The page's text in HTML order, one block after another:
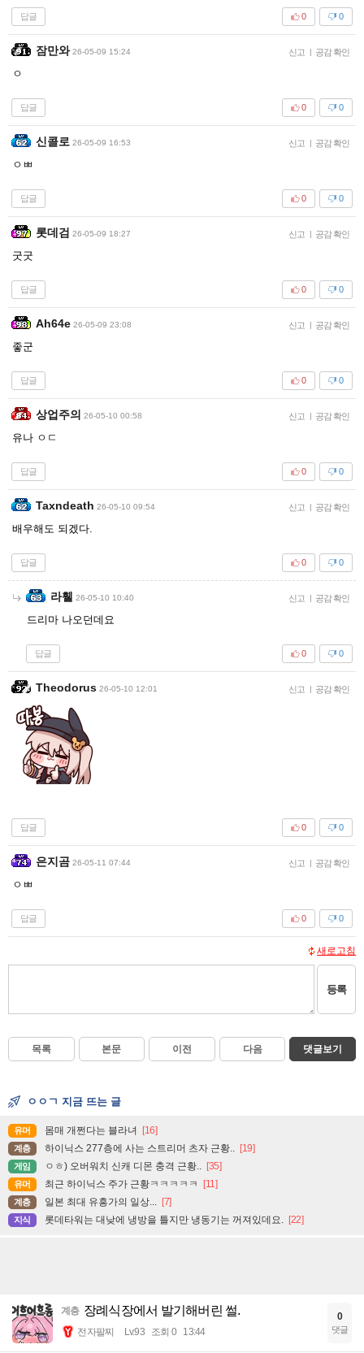
답글 0
0
잠만와 26-05-09 15:24 신고 | 공감 확인
ㅇ
답글 0
0
신콜로 26-05-09 16:53 신고 | 공감 확인
ㅇㅃ
답글 0
0
롯데검 26-05-09 18:27 신고 | 공감 확인
굿굿
답글 0
0
Ah64e 26-05-09 23:08 신고 | 공감 확인
좋군
답글 0
0
상업주의 26-05-10 00:58 신고 | 공감 확인
유나 ㅇㄷ
답글 0
0
Taxndeath 26-05-10 09:54 신고 | 공감 확인
배우해도 되겠다.
답글 0
0
라휄 26-05-10 10:40 신고 | 공감 확인
드리마 나오던데요
답글 0
0
Theodorus 26-05-10 12:01 신고 | 공감 확인
답글 0
0
은지곰 26-05-11 07:44 신고 | 공감 확인
ㅇㅃ
답글 0
0
새로고침
등록
목록 본문 이전 다음 댓글보기
ㅇㅇㄱ 지금 뜨는 글
유머 몸매 개쩐다는 블라녀 [16]
계층 하이닉스 277층에 사는 스트리머 츠자 근황.. [19]
게임 ㅇㅎ) 오버워치 신캐 디몬 충격 근황.. [35]
유머 최근 하이닉스 주가 근황ㅋㅋㅋㅋㅋ [11]
계층 일본 최대 유흥가의 일상... [7]
지식 롯데타워는 대낮에 냉방을 틀지만 냉동기는 꺼져있데요. [22]
계층 장례식장에서 발기해버린 썰.
전자팔찌 Lv.93 조회 0 13:44
0
댓글